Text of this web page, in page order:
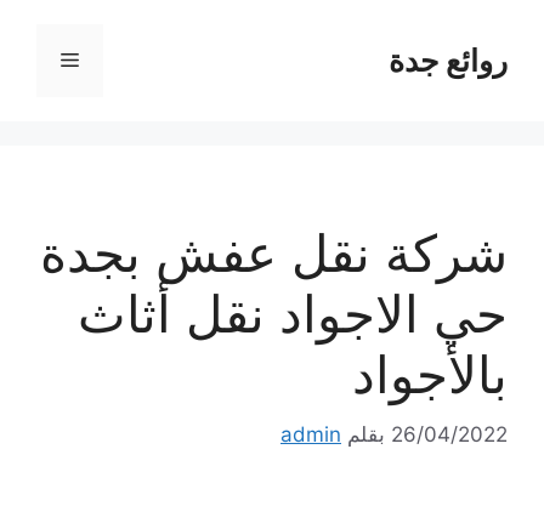
روائع جدة القائمة
شركة نقل عفش بجدة
حي الاجواد نقل أثاث
بالأجواد
26/04/2022 بقلم admin